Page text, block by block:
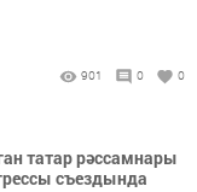
901 0 0
татар рәссамнары
съездында